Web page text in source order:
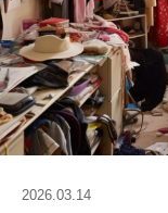
2026.03.14